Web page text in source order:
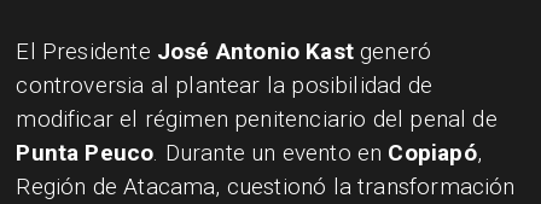
El Presidente José Antonio Kastgeneró
controversia al plantear la posibilidad de
modificar el régimen penitenciario del penal de
Punta Peuco. Durante un evento en Copiapó,
Región de Atacama, cuestionó la transformación